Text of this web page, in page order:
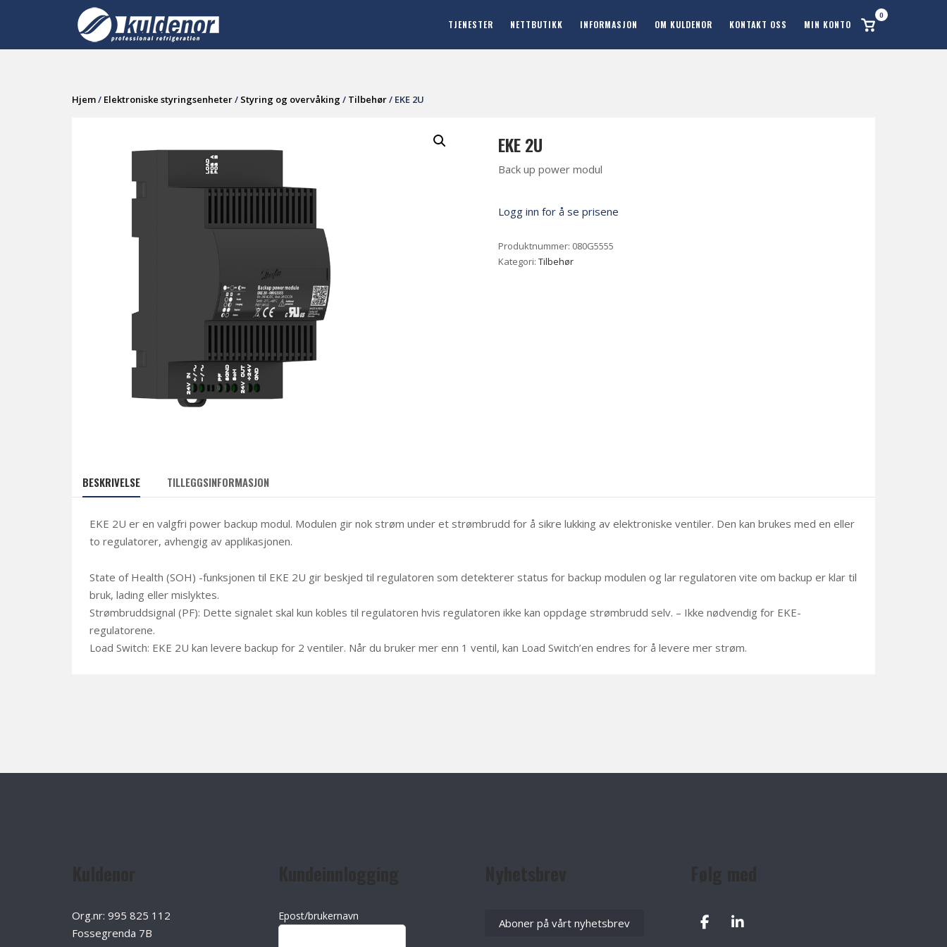
TJENESTER NETTBUTIKK INFORMASJON OM KULDENOR KONTAKT OSS MIN KONTO
Se 0
Hjem/ Elektroniske styringsenheter/ Styring og overvåking / Tilbehør/ EKE 2U
EKE 2U
Back up power modul
Logg inn for å se prisene
Produktnummer: 080G5555
Kategori:Tilbehør
BESKRIVELSE TILLEGGSINFORMASJON
EKE 2U er en valgfri power backup modul. Modulen gir nok strøm under et strømbrudd for å sikre lukking av elektroniske ventiler. Den kan brukes med en eller
to regulatorer, avhengig av applikasjonen.
State of Health (SOH) -funksjonen til EKE 2U gir beskjed til regulatoren som detekterer status for backup modulen og lar regulatoren vite om backup er klar til
bruk, lading eller mislyktes.
Strømbruddsignal (PF): Dette signalet skal kun kobles til regulatoren hvis regulatoren ikke kan oppdage strømbrudd selv. – Ikke nødvendig for EKE-
regulatorene.
Load Switch: EKE 2U kan levere backup for 2 ventiler. Når du bruker mer enn 1 ventil, kan Load Switch’en endres for å levere mer strøm.
Org.nr: 995 825 112
Fossegrenda 7B
Epost/brukernavn
Aboner på vårt nyhetsbrev